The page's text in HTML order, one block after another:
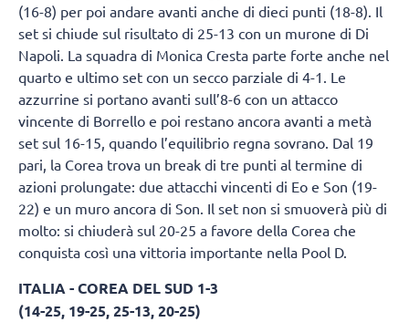
(16-8) per poi andare avanti anche di dieci punti (18-8). Il
set si chiude sul risultato di 25-13 con un murone di Di
Napoli. La squadra di Monica Cresta parte forte anche nel
quarto e ultimo set con un secco parziale di 4-1. Le
azzurrine si portano avanti sull’8-6 con un attacco
vincente di Borrello e poi restano ancora avanti a metà
set sul 16-15, quando l’equilibrio regna sovrano. Dal 19
pari, la Corea trova un break di tre punti al termine di
azioni prolungate: due attacchi vincenti di Eo e Son (19-
22) e un muro ancora di Son. Il set non si smuoverà più di
molto: si chiuderà sul 20-25 a favore della Corea che
conquista così una vittoria importante nella Pool D.
ITALIA - COREA DEL SUD 1-3
(14-25, 19-25, 25-13, 20-25)